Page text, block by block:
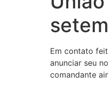
Em contato
anunciar seu
comandante